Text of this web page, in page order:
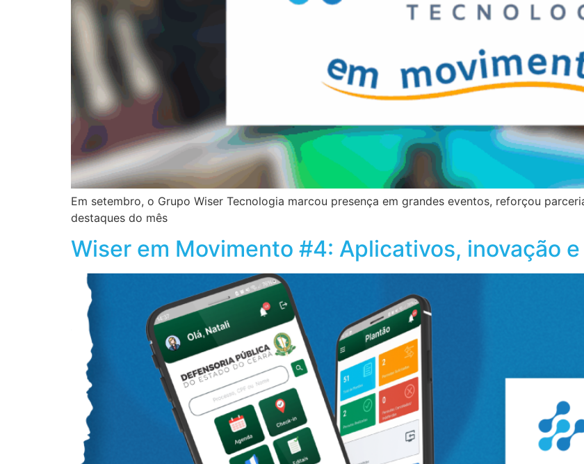
Em setembro, o Grupo Wiser Tecnologia marcou presença em grandes eventos, reforçou
destaques do mês
Wiser em Movimento #4: Aplicativos, inovação